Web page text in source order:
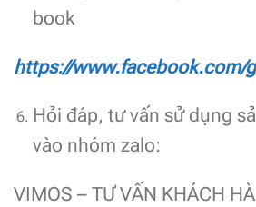
book
https://www.facebook.com/
Hỏi đáp, tư vấn sử dụng
vào nhóm zalo:
VIMOS – TƯ VẤN KHÁCH